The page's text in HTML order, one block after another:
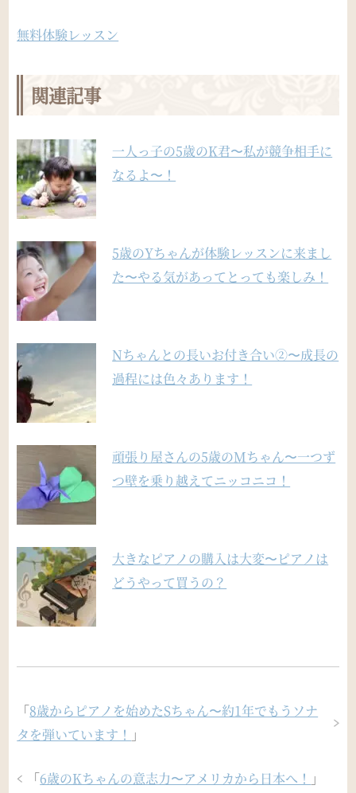
無料体験レッスン
関連記事
一人っ子の5歳のK君〜私が競争相手に
なるよ〜！
5歳のYちゃんが体験レッスンに来まし
た〜やる気があってとっても楽しみ！
Nちゃんとの長いお付き合い②〜成長の
過程には色々あります！
頑張り屋さんの5歳のMちゃん〜一つず
つ壁を乗り越えてニッコニコ！
大きなピアノの購入は大変〜ピアノは
どうやって買うの？
「8歳からピアノを始めたSちゃん〜約1年でもうソナ
タを弾いています！ 」
「6歳のKちゃんの意志力〜アメリカから日本へ！ 」